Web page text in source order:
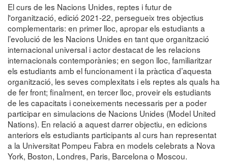
El curs de les Nacions Unides, reptes i futur de
l'organització, edició 2021-22, persegueix tres objectius
complementaris: en primer lloc, apropar els estudiants a
l’evolució de les Nacions Unides en tant que organització
internacional universal i actor destacat de les relacions
internacionals contemporànies; en segon lloc, familiaritzar
els estudiants amb el funcionament i la pràctica d’aquesta
organització, les seves complexitats i els reptes als quals ha
de fer front; finalment, en tercer lloc, proveir els estudiants
de les capacitats i coneixements necessaris per a poder
participar en simulacions de Nacions Unides (Model United
Nations). En relació a aquest darrer objectiu, en edicions
anteriors els estudiants participants al curs han representat
a la Universitat Pompeu Fabra en models celebrats a Nova
York, Boston, Londres, Paris, Barcelona o Moscou.